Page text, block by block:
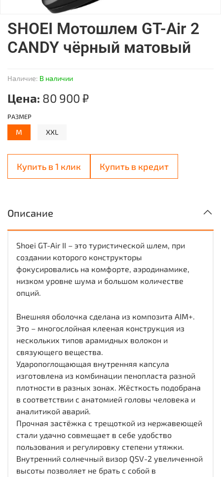
Наличие: В наличии
SHOEI Мотошлем GT-Air 2
CANDY чёрный матовый
Цена: 80 900 ₽
Купить в 1 клик Купить в кредит
РАЗМЕР
M XXL
Описание
Shoei GT-Air II – это туристической шлем, при
создании которого конструкторы
фокусировались на комфорте, аэродинамике,
низком уровне шума и большом количестве
опций.
Внешняя оболочка сделана из композита AIM+.
Это – многослойная клееная конструкция из
нескольких типов арамидных волокон и
связующего вещества.
Ударопоглощающая внутренняя капсула
изготовлена из комбинации пенопласта разной
плотности в разных зонах. Жёсткость подобрана
в соответствии с анатомией головы человека и
аналитикой аварий.
Прочная застёжка с трещоткой из нержавеющей
стали удачно совмещает в себе удобство
пользования и регулировку степени утяжки.
Внутренний солнечный визор QSV-2 увеличенной
высоты позволяет не брать с собой в